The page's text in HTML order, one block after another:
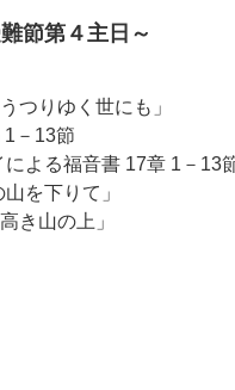
節第４主日～
つりゆく世にも」
－13節
よる福音書 17章 1－13
を下りて」
き山の上」